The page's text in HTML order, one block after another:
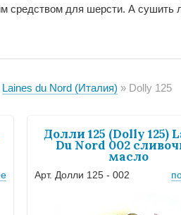
для шерсти. А сушить
Laines du Nord (Италия) Dolly 125
Долли 125 (Dolly 125)
Du Nord 002
масло
Арт. Долли 125 - 002